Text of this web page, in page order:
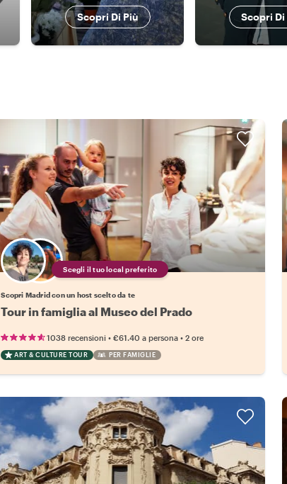
Scopri Di Più Scopri Di
Scegli il tuo local preferito
Scopri Madrid con un host scelto da te
Tour in famiglia al Museo del Prado
1038 recensioni •€61.40 a persona •2 ore
ART & CULTURE TOUR PER FAMIGLIE